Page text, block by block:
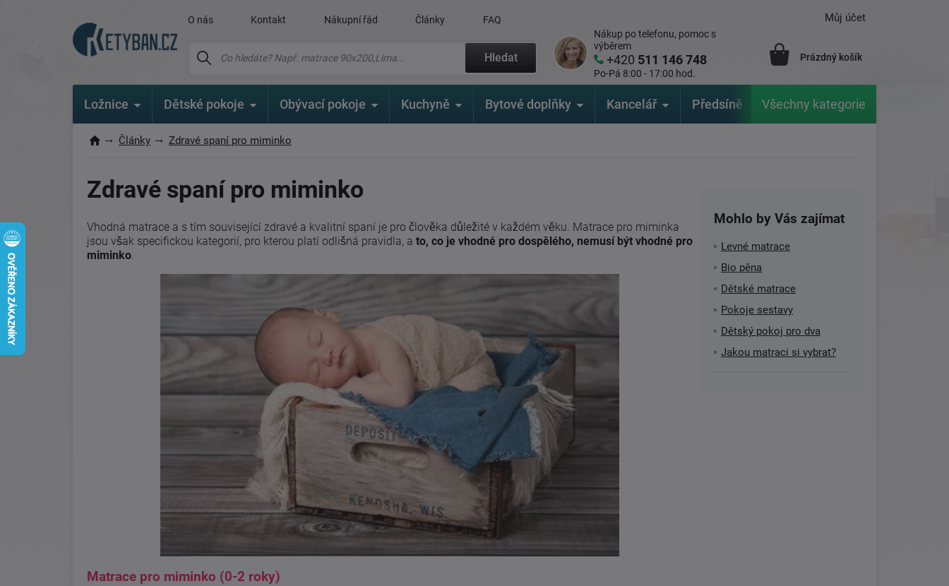
O nás Kontakt Nákupní řád Články FAQ
Hledat
Nákup po telefonu, pomoc s
výběrem
+420 511 146 748
Po-Pá 8:00 - 17:00 hod.
Můj účet
Prázdný košík
Ložnice Dětské pokoje Obývací pokoje Kuchyně Bytové doplňky Kancelář Předsíně Zahrada Značky
Všechny kategorie
Články Zdravé spaní pro miminko
Mohlo by Vás zajímat
Levné matrace
Bio pěna
Dětské matrace
Pokoje sestavy
Dětský pokoj pro dva
Jakou matraci si vybrat?
Zdravé spaní pro miminko
Vhodná matrace a s tím související zdravé a kvalitní spaní je pro člověka důležité v každém věku. Matrace pro miminka
jsou však specifickou kategorií, pro kterou platí odlišná pravidla, a to, co je vhodné pro dospělého, nemusí být vhodné pro
miminko
Matrace pro miminko (0-2 roky)